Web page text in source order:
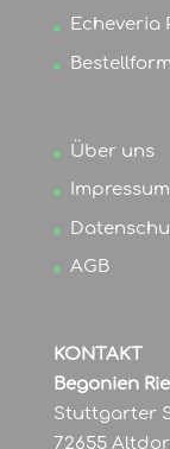
Echeveria
Über uns
Impressum
AGB
KONTAKT
Begonien
Stuttgarter
72655